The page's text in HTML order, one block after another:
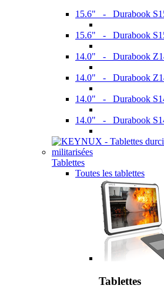
15.6" - Durabook
15.6" - Durabook
14.0" - Durabook
14.0" - Durabook
14.0" - Durabook
14.0" - Durabook
Tablettes
Toutes les tablettes
Tablettes